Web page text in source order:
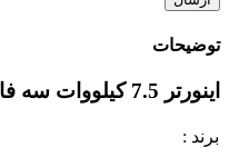
توضیحات
اينورتر 7.5 کیلووات سه فاز اینوت invt سری GD27
برند :